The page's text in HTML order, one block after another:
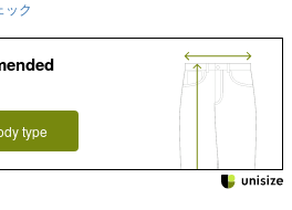
ック
type